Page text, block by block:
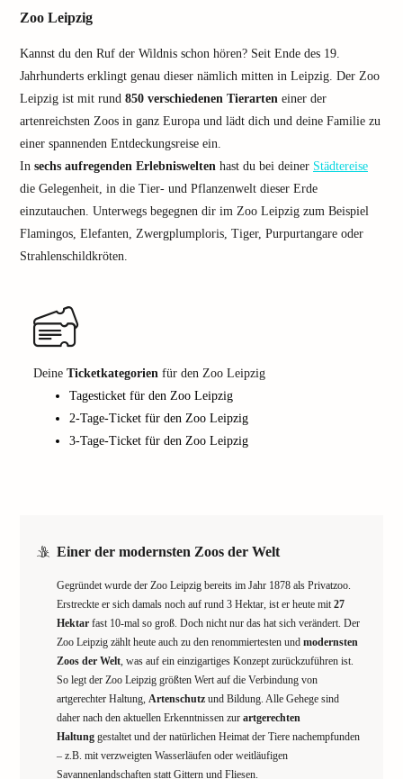
Zoo Leipzig
Kannst du den Ruf der Wildnis schon hören? Seit Ende des 19.
Jahrhunderts erklingt genau dieser nämlich mitten in Leipzig. Der Zoo
Leipzig ist mit rund 850 verschiedenen Tierarten einer der
artenreichsten Zoos in ganz Europa und lädt dich und deine Familie zu
einer spannenden Entdeckungsreise ein.
In sechs aufregenden Erlebniswelten hast du bei deiner Städtereise
die Gelegenheit, in die Tier- und Pflanzenwelt dieser Erde
einzutauchen. Unterwegs begegnen dir im Zoo Leipzig zum Beispiel
Flamingos, Elefanten, Zwergplumploris, Tiger, Purpurtangare oder
Strahlenschildkröten.
Deine Ticketkategorien für den Zoo Leipzig
Tagesticket für den Zoo Leipzig
2-Tage-Ticket für den Zoo Leipzig
3-Tage-Ticket für den Zoo Leipzig
Einer der modernsten Zoos der Welt
Gegründet wurde der Zoo Leipzig bereits im Jahr 1878 als Privatzoo.
Erstreckte er sich damals noch auf rund 3 Hektar, ist er heute mit27
Hektar fast 10-mal so groß. Doch nicht nur das hat sich verändert. Der
Zoo Leipzig zählt heute auch zu den renommiertesten und modernsten
Zoos der Welt, was auf ein einzigartiges Konzept zurückzuführen ist.
So legt der Zoo Leipzig größten Wert auf die Verbindung von
artgerechter Haltung, Artenschutz und Bildung. Alle Gehege sind
daher nach den aktuellen Erkenntnissen zur artgerechten
Haltung gestaltet und der natürlichen Heimat der Tiere nachempfunden
– z.B. mit verzweigten Wasserläufen oder weitläufigen
Savannenlandschaften statt Gittern und Fliesen.